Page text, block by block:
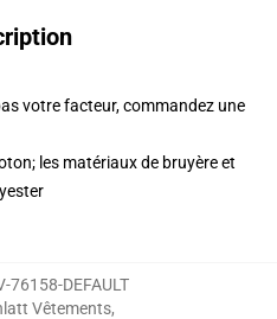
votre facteur, commandez une
les matériaux de bruyère et
76158-DEFAULT
Vêtements,